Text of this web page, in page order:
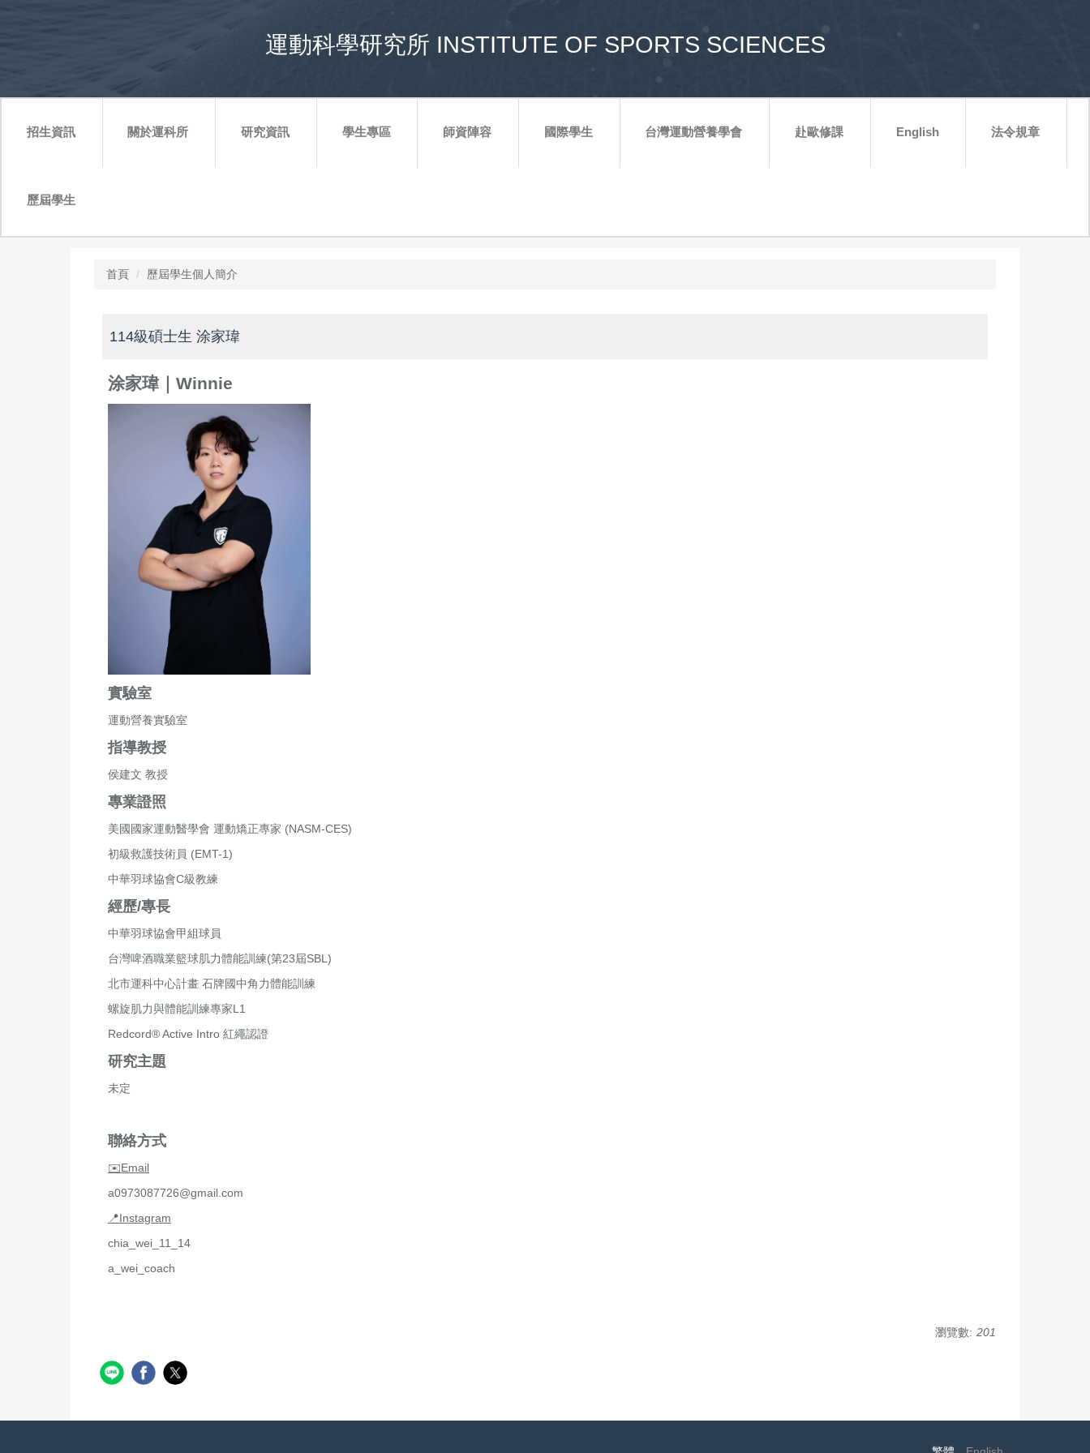
容
運動科學研究所 INSTITUTE OF SPORTS SCIENCES
招生資訊 關於運科所 研究資訊 學生專區 師資陣容 國際學生 台灣運動營養學會 赴歐修課 English 法令規章
歷屆學生
首頁 歷屆學生個人簡介
114級碩士生 涂家瑋
涂家瑋｜ Winnie
實驗室
運動營養實驗室
指導教授
侯建文 教授
專業證照
美國國家運動醫學會 運動矯正專家 (NASM-CES)
初級救護技術員 (EMT-1)
中華羽球協會C級教練
經歷/專長
中華羽球協會甲組球員
台灣啤酒職業籃球肌力體能訓練(第23屆SBL)
北市運科中心計畫 石牌國中角力體能訓練
螺旋肌力與體能訓練專家L1
Redcord® Active Intro 紅繩認證
研究主題
未定
聯絡方式
✉️Email
a0973087726@gmail.com
📍Instagram
chia_wei_11_14
a_wei_coach
瀏覽數: 201